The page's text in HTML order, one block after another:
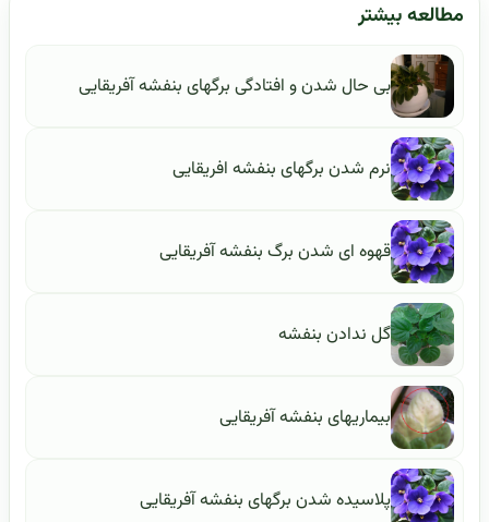
مطالعه بیشتر
بی حال شدن و افتادگی برگهای بنفشه آفریقایی
نرم شدن برگهای بنفشه افریقایی
قهوه ای شدن برگ بنفشه آفریقایی
گل ندادن بنفشه
بیماریهای بنفشه آفریقایی
پلاسیده شدن برگهای بنفشه آفریقایی